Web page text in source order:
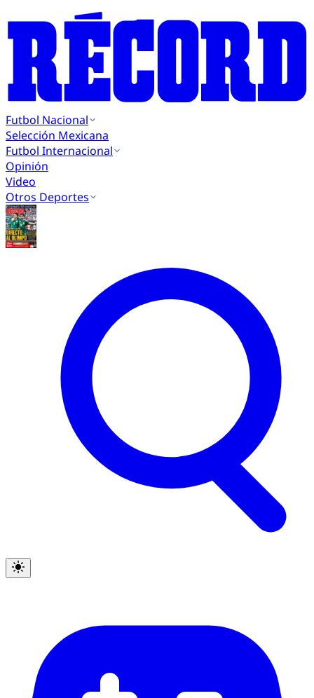
Futbol Nacional
Selección Mexicana
Futbol Internacional
Opinión
Video
Otros Deportes